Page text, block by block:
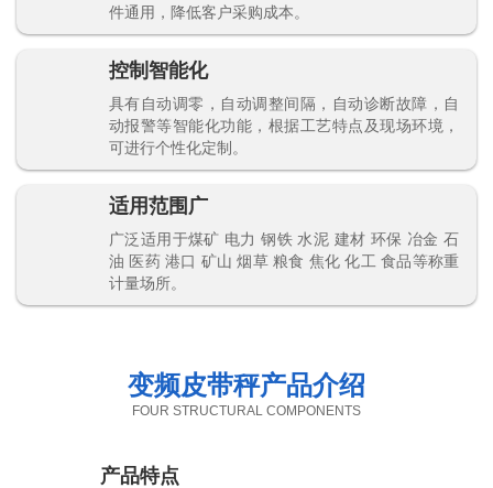
件通用，降低客户采购成本。
控制智能化
具有自动调零，自动调整间隔，自动诊断故障，自
动报警等智能化功能，根据工艺特点及现场环境，
可进行个性化定制。
适用范围广
广泛适用于煤矿 电力 钢铁 水泥 建材 环保 冶金 石
油 医药 港口 矿山 烟草 粮食 焦化 化工 食品等称重
计量场所。
变频皮带秤产品介绍
FOUR STRUCTURAL COMPONENTS
产品特点